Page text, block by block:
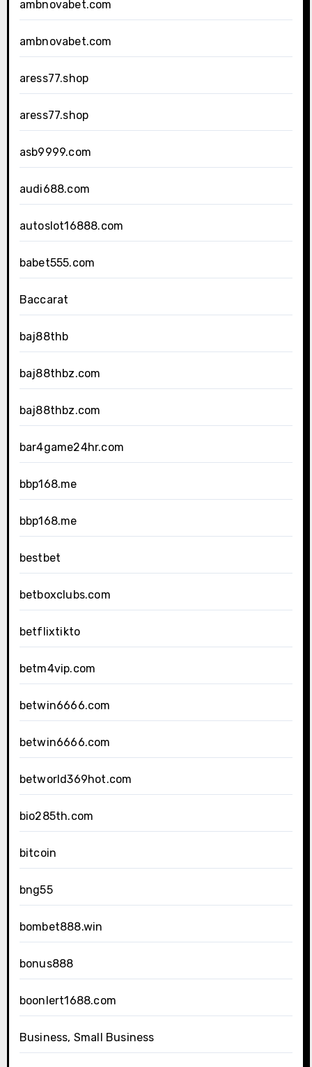
ambnovabet.com
ambnovabet.com
aress77.shop
aress77.shop
asb9999.com
audi688.com
autoslot16888.com
babet555.com
Baccarat
baj88thb
baj88thbz.com
baj88thbz.com
bar4game24hr.com
bbp168.me
bbp168.me
bestbet
betboxclubs.com
betflixtikto
betm4vip.com
betwin6666.com
betwin6666.com
betworld369hot.com
bio285th.com
bitcoin
bng55
bombet888.win
bonus888
boonlert1688.com
Business, Small Business